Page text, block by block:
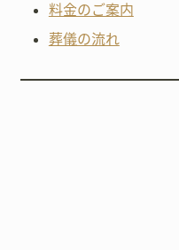
料金のご案内
葬儀の流れ